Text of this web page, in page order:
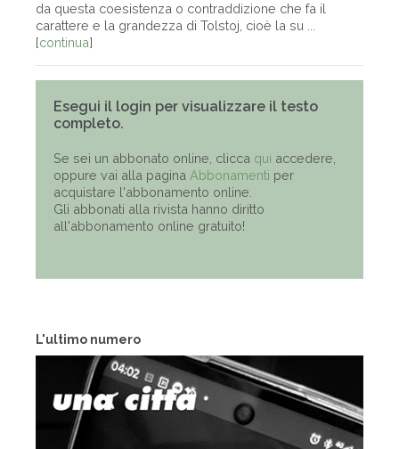
L'ultimo numero
da questa coesistenza o contraddizione che fa il
carattere e la grandezza di Tolstoj, cioè la su ...
[continua]
Esegui il login per visualizzare il testo
completo.
Se sei un abbonato online, clicca qui accedere,
oppure vai alla pagina Abbonamenti per
acquistare l'abbonamento online.
Gli abbonati alla rivista hanno diritto
all'abbonamento online gratuito!